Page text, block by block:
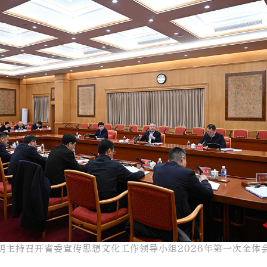
主持召开省委宣传思想文化工作领导小组2026年第一次全体